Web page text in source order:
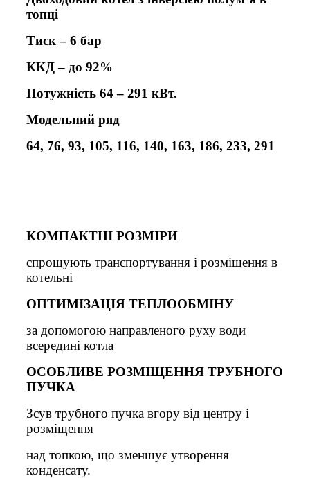
топці
Тиск – 6 бар
ККД – до 92%
Потужність 64 – 291 кВт.
Модельний ряд
64, 76, 93, 105, 116, 140, 163, 186, 233, 291
КОМПАКТНІ РОЗМІРИ
спрощують транспортування і розміщення в
котельні
ОПТИМІЗАЦІЯ ТЕПЛООБМІНУ
за допомогою направленого руху води
всередині котла
ОСОБЛИВЕ РОЗМІЩЕННЯ ТРУБНОГО
ПУЧКА
Зсув трубного пучка вгору від центру і
розміщення
над топкою, що зменшує утворення
конденсату.